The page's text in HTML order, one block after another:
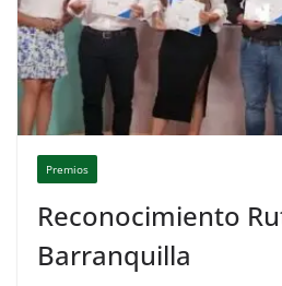
Premios
Reconocimiento
Barranquilla